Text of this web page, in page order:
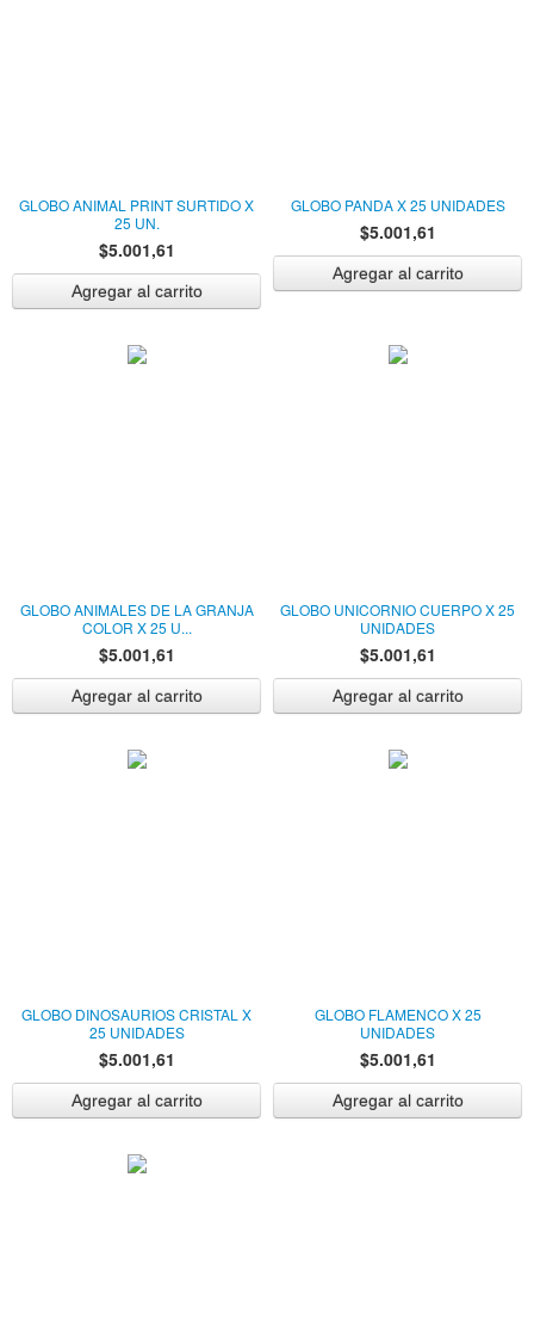
GLOBO ANIMAL PRINT SURTIDO X
25 UN.
$5.001,61
GLOBO PANDA X 25 UNIDADES
$5.001,61
GLOBO ANIMALES DE LA GRANJA
COLOR X 25 U...
$5.001,61
GLOBO UNICORNIO CUERPO X 25
UNIDADES
$5.001,61
GLOBO DINOSAURIOS CRISTAL X
25 UNIDADES
$5.001,61
GLOBO FLAMENCO X 25
UNIDADES
$5.001,61